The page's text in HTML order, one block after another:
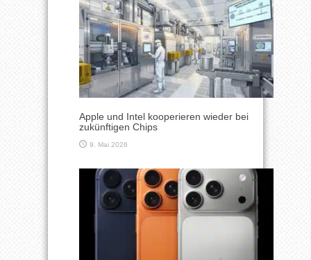
Apple und Intel kooperieren wieder bei
zukünftigen Chips
9. Mai 2026